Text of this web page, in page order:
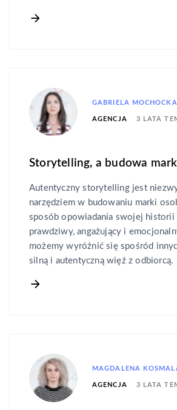
GABRIELA MOCHOCKA
AGENCJA 3 LATA
Storytelling, a budowa
Autentyczny storytelling jest
narzędziem w budowaniu marki
sposób opowiadania swojej historii
prawdziwy, angażujący i
możemy wyróżnić się spośród
silną i autentyczną więź z odbiorcą.
MAGDALENA
AGENCJA 3 LATA